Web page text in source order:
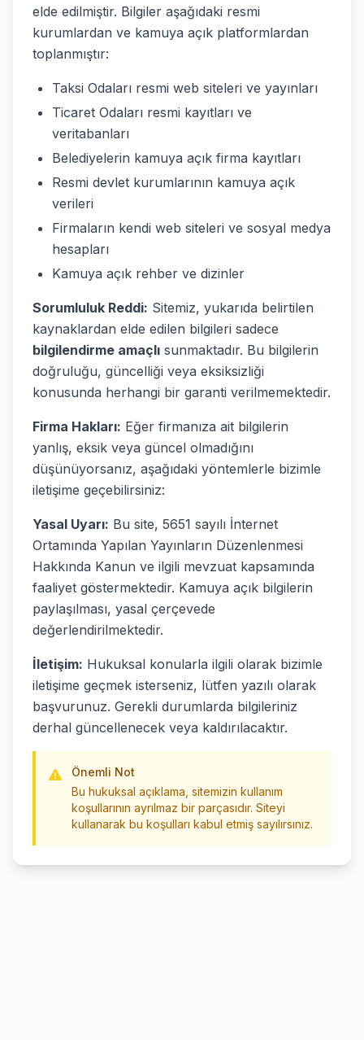
elde edilmiştir. Bilgiler aşağıdaki resmi
kurumlardan ve kamuya açık platformlardan
toplanmıştır:
Taksi Odaları resmi web siteleri ve yayınları
Ticaret Odaları resmi kayıtları ve
veritabanları
Belediyelerin kamuya açık firma kayıtları
Resmi devlet kurumlarının kamuya açık
verileri
Firmaların kendi web siteleri ve sosyal medya
hesapları
Kamuya açık rehber ve dizinler
Sorumluluk Reddi: Sitemiz, yukarıda belirtilen
kaynaklardan elde edilen bilgileri sadece
bilgilendirme amaçlı sunmaktadır. Bu bilgilerin
doğruluğu, güncelliği veya eksiksizliği
konusunda herhangi bir garanti verilmemektedir.
Firma Hakları: Eğer firmanıza ait bilgilerin
yanlış, eksik veya güncel olmadığını
düşünüyorsanız, aşağıdaki yöntemlerle bizimle
iletişime geçebilirsiniz:
Yasal Uyarı: Bu site, 5651 sayılı İnternet
Ortamında Yapılan Yayınların Düzenlenmesi
Hakkında Kanun ve ilgili mevzuat kapsamında
faaliyet göstermektedir. Kamuya açık bilgilerin
paylaşılması, yasal çerçevede
değerlendirilmektedir.
İletişim: Hukuksal konularla ilgili olarak bizimle
iletişime geçmek isterseniz, lütfen yazılı olarak
başvurunuz. Gerekli durumlarda bilgileriniz
derhal güncellenecek veya kaldırılacaktır.
Önemli Not
Bu hukuksal açıklama, sitemizin kullanım
koşullarının ayrılmaz bir parçasıdır. Siteyi
kullanarak bu koşulları kabul etmiş sayılırsınız.